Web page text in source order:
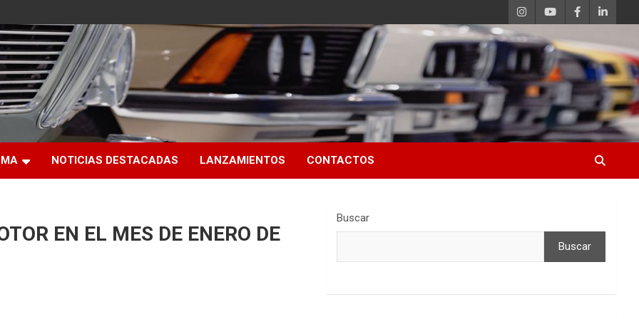
NOTICIAS DESTACADAS LANZAMIENTOS CONTACTOS
EN EL MES DE ENERO DE
Buscar
Buscar